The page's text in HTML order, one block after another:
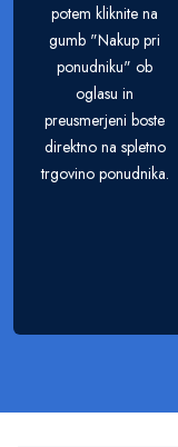
potem kliknite na
gumb "Nakup pri
ponudniku" ob
oglasu in
preusmerjeni boste
direktno na spletno
trgovino ponudnika.